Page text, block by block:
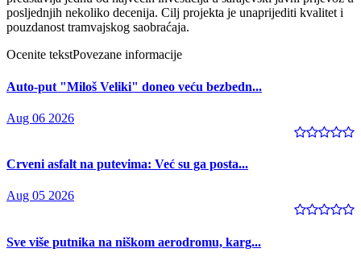
posljednjih nekoliko decenija. Cilj projekta je unaprijediti kvalitet i
pouzdanost tramvajskog saobraćaja.
Ocenite tekstPovezane informacije
Auto-put "Miloš Veliki" doneo veću bezbedn...
Aug 06 2026
Crveni asfalt na putevima: Već su ga posta...
Aug 05 2026
Sve više putnika na niškom aerodromu, karg...